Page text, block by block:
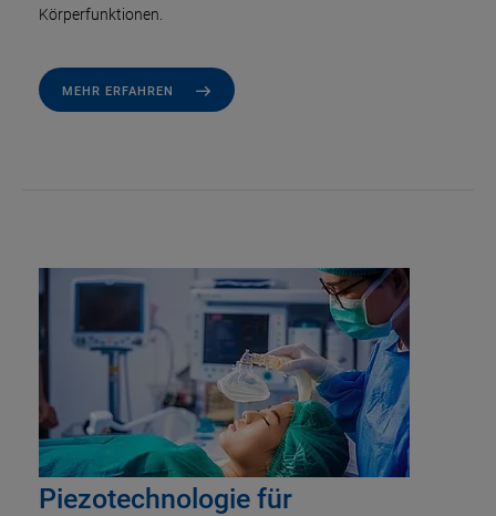
Körperfunktionen.
MEHR ERFAHREN
Piezotechnologie für